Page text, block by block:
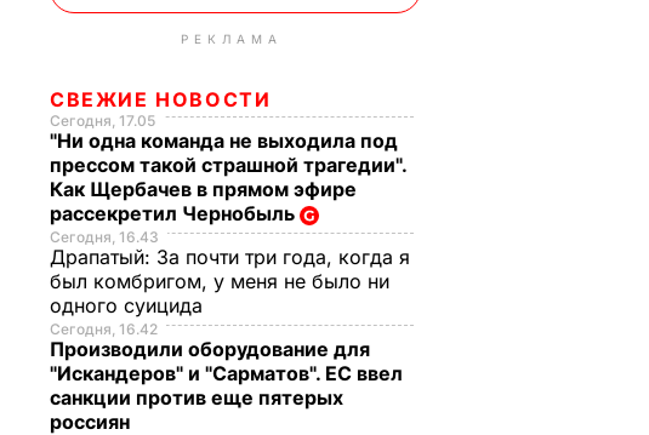
РЕКЛАМА
СВЕЖИЕ НОВОСТИ
Сегодня, 17.05
"Ни одна команда не выходила под
прессом такой страшной трагедии".
Как Щербачев в прямом эфире
рассекретил Чернобыль
Сегодня, 16.43
Драпатый: За почти три года, когда я
был комбригом, у меня не было ни
одного суицида
Сегодня, 16.42
Производили оборудование для
"Искандеров" и "Сарматов". ЕС ввел
санкции против еще пятерых
россиян